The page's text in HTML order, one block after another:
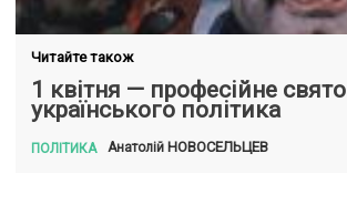
Читайте також
1 квітня — професійне свято
українського політика
ПОЛІТИКА Анатолій НОВОСЕЛЬЦЕВ